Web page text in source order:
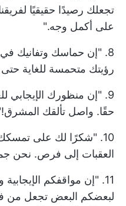
تجعلك رصيدًا حقيقيًا
على أكمل وجه."
8. "إن حماسك وتفانيك
رؤيتك متحمسة للغاية حتى
9. "إن منظورك الإيجابي
حقًا. واصل تألقك
10. "شكرًا لك على
العقبات إلى فرص. نحن
11. "إن مواقفكم
لبعضكم البعض تجعل من